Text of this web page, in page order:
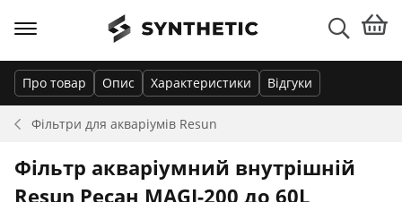
Фільтри для акваріумів Resun
Про товар Опис Характеристики Відгуки
Фільтр акваріумний внутрішній
Resun Ресан MAGI-200 до 60L